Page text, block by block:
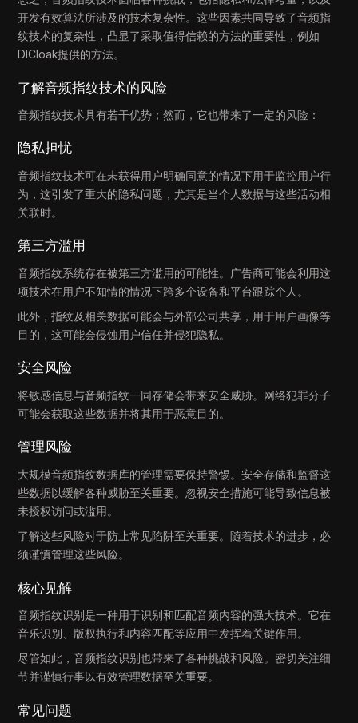
开发有效算法所涉及的技术复杂性。这些因素共同导致了音频指
纹技术的复杂性，凸显了采取值得信赖的方法的重要性，例如
DICloak提供的方法。
了解音频指纹技术的风险
音频指纹技术具有若干优势；然而，它也带来了一定的风险：
隐私担忧
音频指纹技术可在未获得用户明确同意的情况下用于监控用户行
为，这引发了重大的隐私问题，尤其是当个人数据与这些活动相
关联时。
第三方滥用
音频指纹系统存在被第三方滥用的可能性。广告商可能会利用这
项技术在用户不知情的情况下跨多个设备和平台跟踪个人。
此外，指纹及相关数据可能会与外部公司共享，用于用户画像等
目的，这可能会侵蚀用户信任并侵犯隐私。
安全风险
将敏感信息与音频指纹一同存储会带来安全威胁。网络犯罪分子
可能会获取这些数据并将其用于恶意目的。
管理风险
大规模音频指纹数据库的管理需要保持警惕。安全存储和监督这
些数据以缓解各种威胁至关重要。忽视安全措施可能导致信息被
未授权访问或滥用。
了解这些风险对于防止常见陷阱至关重要。随着技术的进步，必
须谨慎管理这些风险。
核心见解
音频指纹识别是一种用于识别和匹配音频内容的强大技术。它在
音乐识别、版权执行和内容匹配等应用中发挥着关键作用。
尽管如此，音频指纹识别也带来了各种挑战和风险。密切关注细
节并谨慎行事以有效管理数据至关重要。
常见问题